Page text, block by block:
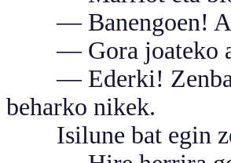
— Banengoen!
— Gora joateko
— Ederki! Zenbat
beharko nikek.
Isilune bat egin